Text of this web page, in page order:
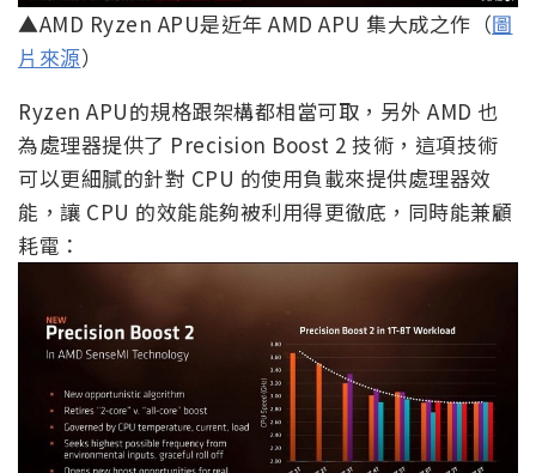
▲AMD Ryzen APU是近年 AMD APU 集大成之作（圖
片來源）
Ryzen APU的規格跟架構都相當可取，另外 AMD 也
為處理器提供了 Precision Boost 2 技術，這項技術
可以更細膩的針對 CPU 的使用負載來提供處理器效
能，讓 CPU 的效能能夠被利用得更徹底，同時能兼顧
耗電：